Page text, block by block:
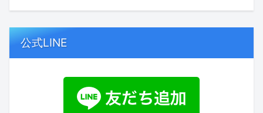
公式LINE